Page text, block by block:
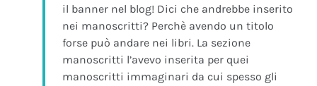
il banner nel blog! Dici che andrebbe inserito
nei manoscritti? Perchè avendo un titolo
forse può andare nei libri. La sezione
manoscritti l’avevo inserita per quei
manoscritti immaginari da cui spesso gli